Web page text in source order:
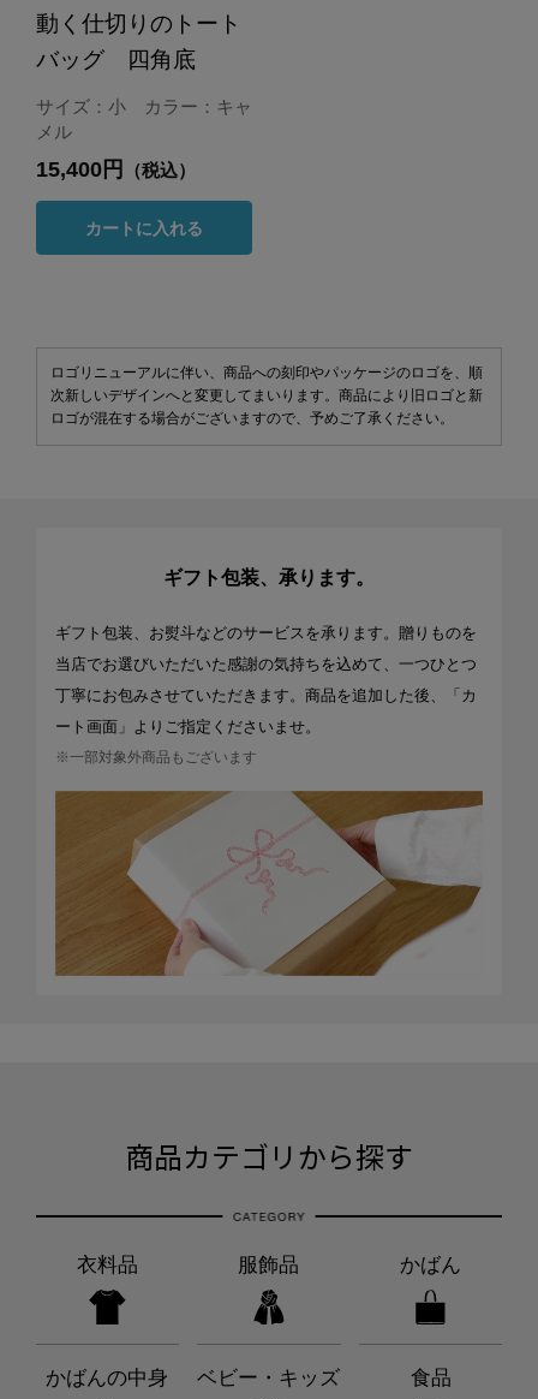
動く仕切りのトート
バッグ 四角底
サイズ：小 カラー：キャ
メル
15,400円 （税込）
カートに入れる
ロゴリニューアルに伴い、商品への刻印やパッケージのロゴを、順
次新しいデザインへと変更してまいります。商品により旧ロゴと新
ロゴが混在する場合がございますので、予めご了承ください。
ギフト包装、承ります。
ギフト包装、お熨斗などのサービスを承ります。贈りものを
当店でお選びいただいた感謝の気持ちを込めて、一つひとつ
丁寧にお包みさせていただきます。商品を追加した後、「カ
ート画面」よりご指定くださいませ。
※一部対象外商品もございます
商品カテゴリから探す
衣料品 服飾品 かばん
かばんの中身 ベビー・キッズ 食品